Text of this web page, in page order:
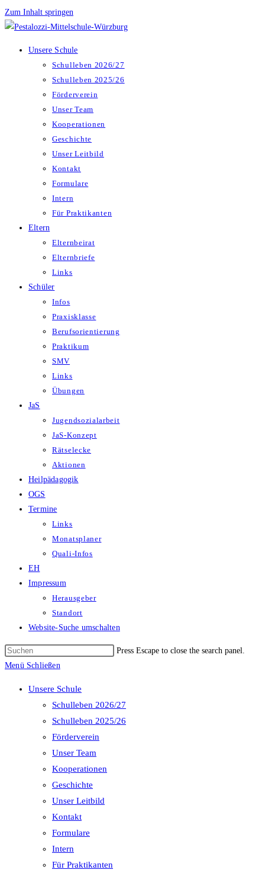
Zum Inhalt springen
Unsere Schule
Schulleben 2026/27
Schulleben 2025/26
Förderverein
Unser Team
Kooperationen
Geschichte
Unser Leitbild
Kontakt
Formulare
Intern
Für Praktikanten
Eltern
Elternbeirat
Elternbriefe
Links
Schüler
Infos
Praxisklasse
Berufsorientierung
Praktikum
SMV
Links
Übungen
JaS
Jugendsozialarbeit
JaS-Konzept
Rätselecke
Aktionen
Heilpädagogik
OGS
Termine
Links
Monatsplaner
Quali-Infos
EH
Impressum
Herausgeber
Standort
Website-Suche umschalten
Press Escape to close the search panel.
Menü Schließen
Unsere Schule
Schulleben 2026/27
Schulleben 2025/26
Förderverein
Unser Team
Kooperationen
Geschichte
Unser Leitbild
Kontakt
Formulare
Intern
Für Praktikanten